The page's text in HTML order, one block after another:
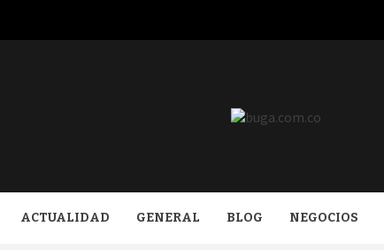
ACTUALIDAD GENERAL BLOG NEGOCIOS